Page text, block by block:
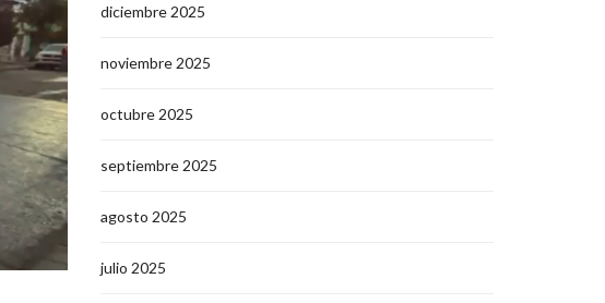
diciembre 2025
noviembre 2025
octubre 2025
septiembre 2025
agosto 2025
julio 2025